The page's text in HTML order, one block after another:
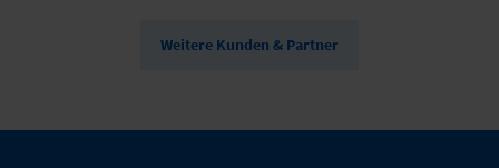
Weitere Kunden & Partner